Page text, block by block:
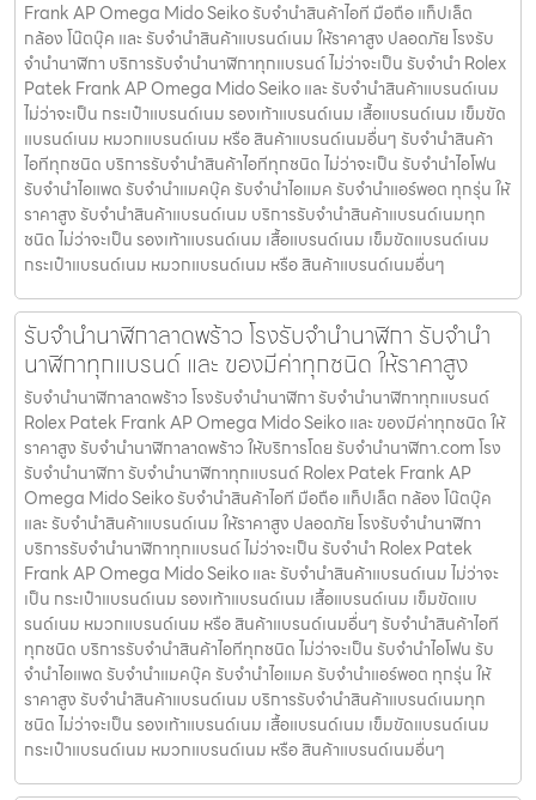
Frank AP Omega Mido Seiko รับจำนำสินค้าไอที มือถือ แท็ปเล็ต
กล้อง โน๊ตบุ๊ค และ รับจำนำสินค้าแบรนด์เนม ให้ราคาสูง ปลอดภัย โรงรับ
จำนำนาฬิกา บริการรับจำนำนาฬิกาทุกแบรนด์ ไม่ว่าจะเป็น รับจำนำ Rolex
Patek Frank AP Omega Mido Seiko และ รับจำนำสินค้าแบรนด์เนม
ไม่ว่าจะเป็น กระเป๋าแบรนด์เนม รองเท้าแบรนด์เนม เสื้อแบรนด์เนม เข็มขัด
แบรนด์เนม หมวกแบรนด์เนม หรือ สินค้าแบรนด์เนมอื่นๆ รับจำนำสินค้า
ไอทีทุกชนิด บริการรับจำนำสินค้าไอทีทุกชนิด ไม่ว่าจะเป็น รับจำนำไอโฟน
รับจำนำไอแพด รับจำนำแมคบุ๊ค รับจำนำไอแมค รับจำนำแอร์พอต ทุกรุ่น ให้
ราคาสูง รับจำนำสินค้าแบรนด์เนม บริการรับจำนำสินค้าแบรนด์เนมทุก
ชนิด ไม่ว่าจะเป็น รองเท้าแบรนด์เนม เสื้อแบรนด์เนม เข็มขัดแบรนด์เนม
กระเป๋าแบรนด์เนม หมวกแบรนด์เนม หรือ สินค้าแบรนด์เนมอื่นๆ
รับจำนำนาฬิกาลาดพร้าว โรงรับจำนำนาฬิกา รับจำนำ
นาฬิกาทุกแบรนด์ และ ของมีค่าทุกชนิด ให้ราคาสูง
รับจำนำนาฬิกาลาดพร้าว โรงรับจำนำนาฬิกา รับจำนำนาฬิกาทุกแบรนด์
Rolex Patek Frank AP Omega Mido Seiko และ ของมีค่าทุกชนิด ให้
ราคาสูง รับจำนำนาฬิกาลาดพร้าว ให้บริการโดย รับจํานํานาฬิกา.com โรง
รับจำนำนาฬิกา รับจำนำนาฬิกาทุกแบรนด์ Rolex Patek Frank AP
Omega Mido Seiko รับจำนำสินค้าไอที มือถือ แท็ปเล็ต กล้อง โน๊ตบุ๊ค
และ รับจำนำสินค้าแบรนด์เนม ให้ราคาสูง ปลอดภัย โรงรับจำนำนาฬิกา
บริการรับจำนำนาฬิกาทุกแบรนด์ ไม่ว่าจะเป็น รับจำนำ Rolex Patek
Frank AP Omega Mido Seiko และ รับจำนำสินค้าแบรนด์เนม ไม่ว่าจะ
เป็น กระเป๋าแบรนด์เนม รองเท้าแบรนด์เนม เสื้อแบรนด์เนม เข็มขัดแบ
รนด์เนม หมวกแบรนด์เนม หรือ สินค้าแบรนด์เนมอื่นๆ รับจำนำสินค้าไอที
ทุกชนิด บริการรับจำนำสินค้าไอทีทุกชนิด ไม่ว่าจะเป็น รับจำนำไอโฟน รับ
จำนำไอแพด รับจำนำแมคบุ๊ค รับจำนำไอแมค รับจำนำแอร์พอต ทุกรุ่น ให้
ราคาสูง รับจำนำสินค้าแบรนด์เนม บริการรับจำนำสินค้าแบรนด์เนมทุก
ชนิด ไม่ว่าจะเป็น รองเท้าแบรนด์เนม เสื้อแบรนด์เนม เข็มขัดแบรนด์เนม
กระเป๋าแบรนด์เนม หมวกแบรนด์เนม หรือ สินค้าแบรนด์เนมอื่นๆ